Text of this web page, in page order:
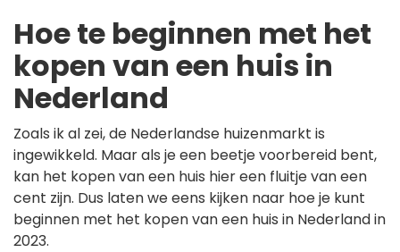
Hoe te beginnen met het
kopen van een huis in
Nederland
Zoals ik al zei, de Nederlandse huizenmarkt is
ingewikkeld. Maar als je een beetje voorbereid bent,
kan het kopen van een huis hier een fluitje van een
cent zijn. Dus laten we eens kijken naar hoe je kunt
beginnen met het kopen van een huis in Nederland in
2023.